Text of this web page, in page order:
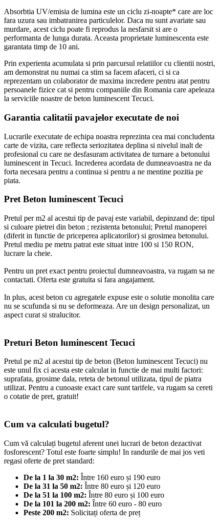
Absorbtia UV/emisia de lumina este un ciclu zi-noapte* care are loc
fara uzura sau imbatranirea particulelor. Daca nu sunt avariate sau
murdare, acest ciclu poate fi reprodus la nesfarsit si are o
performanta de lunga durata. Aceasta proprietate luminescenta este
garantata timp de 10 ani.
Prin experienta acumulata si prin parcursul relatiilor cu clientii nostri,
am demonstrat nu numai ca stim sa facem afaceri, ci si ca
reprezentam un colaborator de maxima incredere pentru atat pentru
persoanele fizice cat si pentru companiile din Romania care apeleaza
la serviciile noastre de beton luminescent Tecuci.
Garantia calitatii pavajelor executate de noi
Lucrarile executate de echipa noastra reprezinta cea mai concludenta
carte de vizita, care reflecta seriozitatea deplina si nivelul inalt de
profesional cu care ne desfasuram activitatea de turnare a betonului
luminescent in Tecuci. Increderea acordata de dumneavoastra ne da
forta necesara pentru a continua si pentru a ne mentine pozitia pe
piata.
Pret Beton luminescent Tecuci
Pretul per m2 al acestui tip de pavaj este variabil, depinzand de: tipul
si culoare pietrei din beton ; rezistenta betonului; Pretul manoperei
(diferit in functie de priceperea aplicatorilor) si grosimea betonului.
Pretul mediu pe metru patrat este situat intre 100 si 150 RON,
lucrare la cheie.
Pentru un pret exact pentru proiectul dumneavoastra, va rugam sa ne
contactati. Oferta este gratuita si fara angajament.
In plus, acest beton cu agregatele expuse este o solutie monolita care
nu se scufunda si nu se deformeaza. Are un design personalizat, un
aspect curat si stralucitor.
Preturi Beton luminescent Tecuci
Pretul pe m2 al acestui tip de beton (Beton luminescent Tecuci) nu
este unul fix ci acesta este calculat in functie de mai multi factori:
suprafata, grosime dala, reteta de betonul utilizata, tipul de piatra
utilizat. Pentru a cunoaste exact care sunt tarifele, va rugam sa cereti
o cotatie de pret, gratuit!
Cum va calculati bugetul?
Cum vă calculați bugetul aferent unei lucrari de beton dezactivat
fosforescent? Totul este foarte simplu! In randurile de mai jos veti
regasi oferte de pret standard:
De la 1 la 30 m2: Între 160 euro și 190 euro
De la 31 la 50 m2: Între 80 euro și 120 euro
De la 51 la 100 m2: Între 80 euro și 100 euro
De la 101 la 200 m2: Între 60 euro - 80 euro
Peste 200 m2: Solicitați oferta de preț